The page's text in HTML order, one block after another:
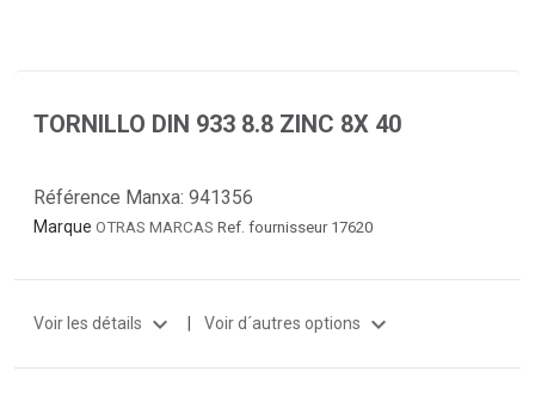
TORNILLO DIN 933 8.8 ZINC 8X 40
Référence Manxa: 941356
Marque OTRAS MARCAS Ref. fournisseur 17620
Voir les détails expand_more | Voir d´autres options expand_more